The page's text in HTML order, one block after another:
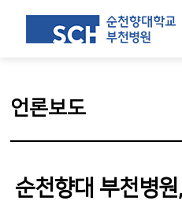
언론보도
순천향대 부천병